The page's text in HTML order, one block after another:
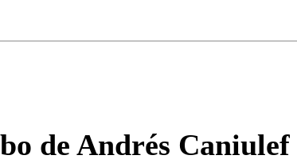
de Andrés